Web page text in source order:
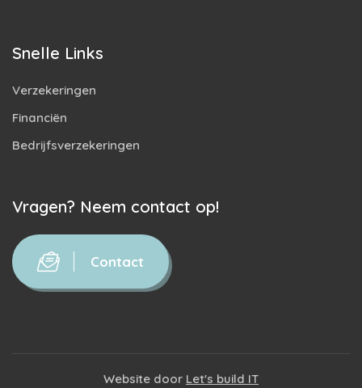
Snelle Links
Verzekeringen
Financiën
Bedrijfsverzekeringen
Vragen? Neem contact op!
Contact
Website door Let's build IT